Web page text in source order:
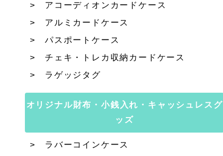
アコーディオンカードケース
アルミカードケース
パスポートケース
チェキ・トレカ収納カードケース
ラゲッジタグ
オリジナル財布・小銭入れ・キャッシュレスグ
ッズ
ラバーコインケース